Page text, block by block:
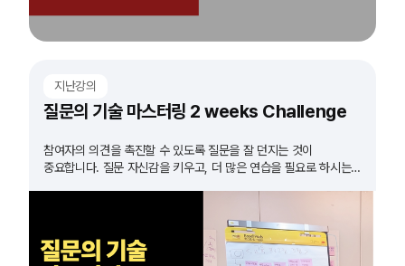
지난강의
질문의 기술 마스터링 2 weeks Challenge
참여자의 의견을 촉진할 수 있도록 질문을 잘 던지는 것이
중요합니다. 질문 자신감을 키우고, 더 많은 연습을 필요로 하시는